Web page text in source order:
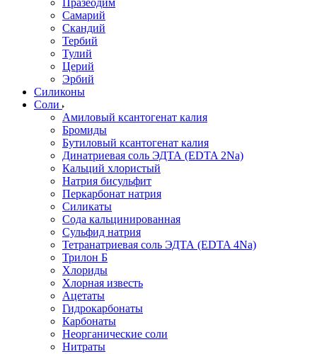
Празеодим
Самарий
Скандий
Тербий
Тулий
Церий
Эрбий
Силиконы
Соли
Амиловый ксантогенат калия
Бромиды
Бутиловый ксантогенат калия
Динатриевая соль ЭДТА (EDTA 2Na)
Кальций хлористый
Натрия бисульфит
Перкарбонат натрия
Силикаты
Сода кальцинированная
Сульфид натрия
Тетранатриевая соль ЭДТА (EDTA 4Na)
Трилон Б
Хлориды
Хлорная известь
Ацетаты
Гидрокарбонаты
Карбонаты
Неорганические соли
Нитраты